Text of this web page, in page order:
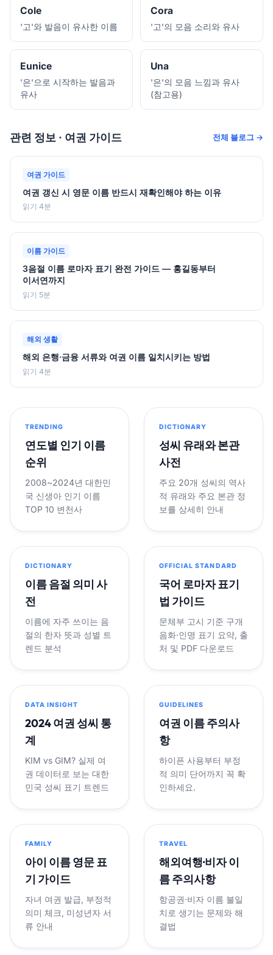
Cole
'고'와 발음이 유사한 이름
Cora
'고'의 모음 소리와 유사
Eunice
'은'으로 시작하는 발음과
유사
Una
'은'의 모음 느낌과 유사
(참고용)
관련 정보 · 여권 가이드 전체 블로그 →
여권 가이드
여권 갱신 시 영문 이름 반드시 재확인해야 하는 이유
읽기 4분
이름 가이드
3음절 이름 로마자 표기 완전 가이드 — 홍길동부터
이서연까지
읽기 5분
해외 생활
해외 은행·금융 서류와 여권 이름 일치시키는 방법
읽기 4분
TRENDING
연도별 인기 이름
순위
2008~2024년 대한민
국 신생아 인기 이름
TOP 10 변천사
DICTIONARY
성씨 유래와 본관
사전
주요 20개 성씨의 역사
적 유래와 주요 본관 정
보를 상세히 안내
DICTIONARY
이름 음절 의미 사
전
이름에 자주 쓰이는 음
절의 한자 뜻과 성별 트
렌드 분석
OFFICIAL STANDARD
국어 로마자 표기
법 가이드
문체부 고시 기준 구개
음화·인명 표기 요약, 출
처 및 PDF 다운로드
DATA INSIGHT
2024 여권 성씨 통
계
KIM vs GIM? 실제 여
권 데이터로 보는 대한
민국 성씨 표기 트렌드
GUIDELINES
여권 이름 주의사
항
하이픈 사용부터 부정
적 의미 단어까지 꼭 확
인하세요.
FAMILY
아이 이름 영문 표
기 가이드
자녀 여권 발급, 부정적
의미 체크, 미성년자 서
류 안내
TRAVEL
해외여행·비자 이
름 주의사항
항공권·비자 이름 불일
치로 생기는 문제와 해
결법